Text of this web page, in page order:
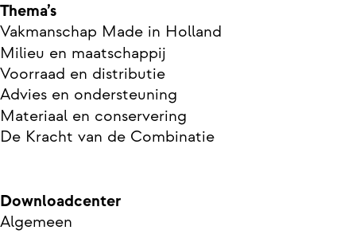
Thema’s
Vakmanschap Made in Holland
Milieu en maatschappij
Voorraad en distributie
Advies en ondersteuning
Materiaal en conservering
De Kracht van de Combinatie
Downloadcenter
Algemeen